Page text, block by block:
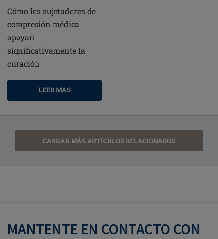
Cómo los sujetadores de
compresión médica
apoyan
significativamente la
curación
LEER MAS
CARGAR MÁS ARTÍCULOS RELACIONADOS
MANTENTE EN CONTACTO CON